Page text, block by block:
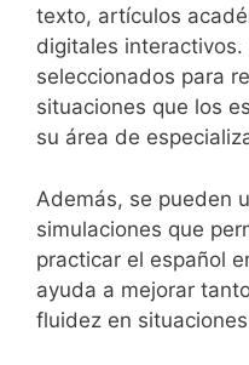
texto, artículos
digitales
seleccionados para
situaciones que los
su área de
Además, se pueden
simulaciones que
practicar el español
ayuda a mejorar
fluidez en